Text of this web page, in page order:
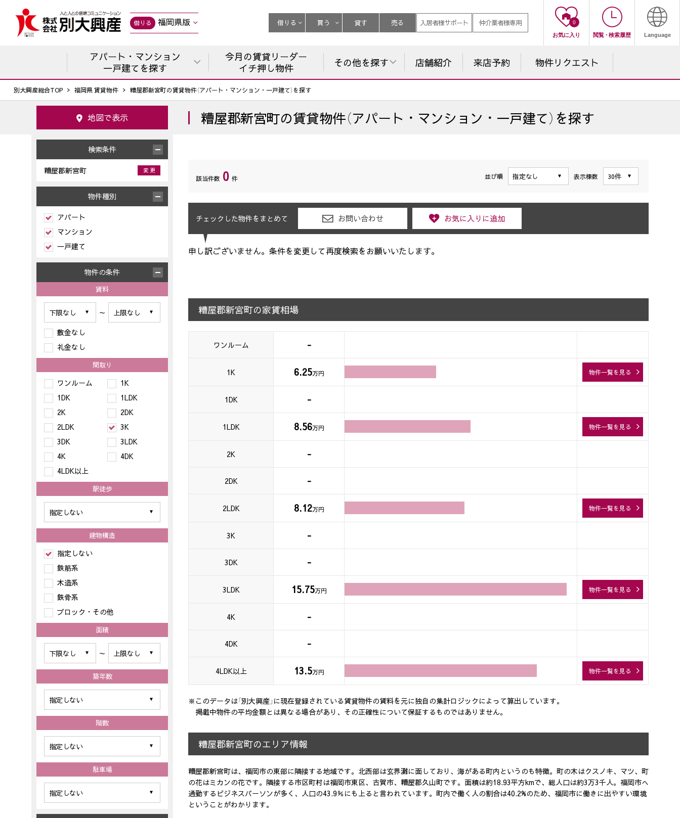
借りる 福岡県版 借りる 買う 貸す 売る 入居者様サポート 仲介業者様専用 0
お気に入り 閲覧・ 検索履歴 Language
アパート・マンション
一戸建てを探す
今月の賃貸リーダー
イチ押し物件
その他を探す 店舗紹介 来店予約 物件リクエスト
別大興産総合TOP 福岡県 賃貸物件 糟屋郡新宮町の賃貸物件（アパート・マンション・一戸建て）を探す
地図で表示 糟屋郡新宮町の賃貸物件（アパート・マンション・一戸建て）を探す
検索条件
糟屋郡新宮町 変 更
物件種別
アパート
マンション
一戸建て
物件の条件
賃料
～
敷金なし
礼金なし
間取り
ワンルーム
1K
1DK
1LDK
2K
2DK
2LDK
3K
3DK
3LDK
4K
4DK
4LDK以上
駅徒歩
建物構造
指定しない
鉄筋系
木造系
鉄骨系
ブロック・その他
面積
～
築年数
階数
駐車場
該当件数 0 件 並び順 表示棟数
チェックした物件をまとめて お問い合わせ お気に入りに追加
申し訳ございません。条件を変更して再度検索をお願いいたします。
糟屋郡新宮町の家賃相場
ワンルーム -
1K 6.25万円 物件一覧を見る
1DK -
1LDK 8.56万円 物件一覧を見る
2K -
2DK -
2LDK 8.12万円 物件一覧を見る
3K -
3DK -
3LDK 15.75万円 物件一覧を見る
4K -
4DK -
4LDK以上 13.5万円 物件一覧を見る
※このデータは「別大興産」に現在登録されている賃貸物件の賃料を元に独自の集計ロジックによって算出しています。
掲載中物件の平均金額とは異なる場合があり、その正確性について保証するものではありません。
糟屋郡新宮町のエリア情報
糟屋郡新宮町は、福岡市の東部に隣接する地域です。北西部は玄界灘に面しており、海がある町内というのも特徴。町の木はクスノキ、マツ、町
の花はミカンの花です。隣接する市区町村は福岡市東区、古賀市、糟屋郡久山町です。面積は約18.93平方kmで、総人口は約3万3千人。福岡市へ
通勤するビジネスパーソンが多く、人口の43.9％にも上ると言われています。町内で働く人の割合は40.2%のため、福岡市に働きに出やすい環境
ということがわかります。